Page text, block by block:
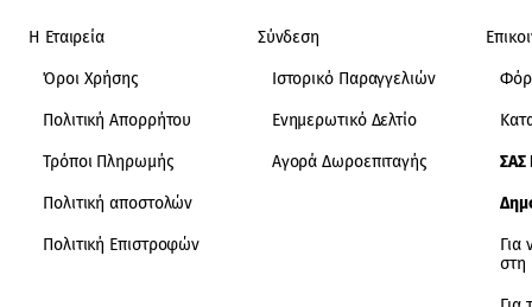
Η Εταιρεία
Όροι Χρήσης
Πολιτική Απορρήτου
Τρόποι Πληρωμής
Πολιτική αποστολών
Πολιτική Επιστροφών
Σύνδεση
Ιστορικό Παραγγελιών
Ενημερωτικό Δελτίο
Αγορά Δωροεπιταγής ΣΑΣ
Για